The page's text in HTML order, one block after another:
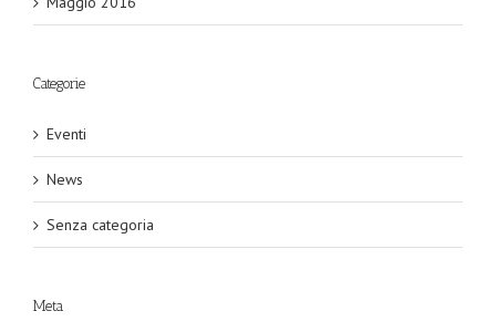
Categorie
Eventi
News
Senza categoria
Meta